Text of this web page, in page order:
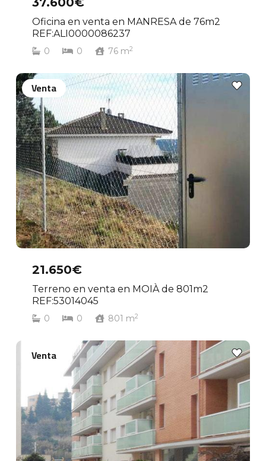
Oficina en venta en MANRESA de 76m2
REF:ALI0000086237
0 0 76m2
21.650€
Terreno en venta en MOIÀ de 801m2
REF:53014045
0 0 801 m2
Venta
Venta